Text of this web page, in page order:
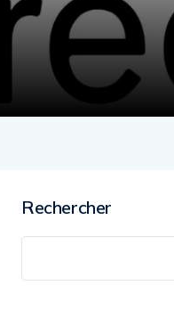
Rechercher